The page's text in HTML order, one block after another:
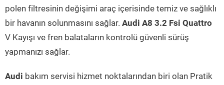
polen filtresinin değişimi araç içerisinde temiz ve sağlıklı
bir havanın solunmasını sağlar. Audi A8 3.2 Fsi Quattro
V Kayışı ve fren balataların kontrolü güvenli sürüş
yapmanızı sağlar.
Audi bakım servisi hizmet noktalarından biri olan Pratik